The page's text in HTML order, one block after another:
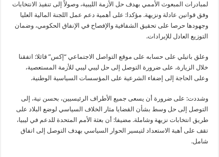
لمبادرات المبعوث الأممي بهدف حل الأزمة الليبية، وصولاً إلى تنفيذ الانتخابات
وفق قوانين عادلة ونزيهة. مؤكدا: على أهمية دعم عمل اللجنة المالية العليا
وجهودها حرصا على تحقيق الشفافية والإفصاح في الإنفاق الحكومي، وضمان
التوزيع العادل للإيرادات.
وعلق باتيلي على حسابه على موقع التواصل الاجتماعي “إكس” قائلا: اتفقنا
خلال الزيارة، على ضرورة التوصل إلى حل ليبي ليبي للأزمة المستعصية،
وعلى الحاجة إلى إضفاء الشرعية على المؤسسات السياسية الوطنية.
وشددت: على ضرورة أن يسعى جميع الأطراف الرئيسيين، بحسن نية، إلى
التوصل إلى حل وسط بشأن القضايا مثار الخلاف السياسي لوضع البلاد على
طريق انتخابات نزيهة وشاملة. مضيفا: أن بعثة الأمم المتحدة للدعم في ليبيا،
تقف على أهبة الاستعداد لتيسير الحوار السياسي بهدف التوصل إلى اتفاق
شامل.